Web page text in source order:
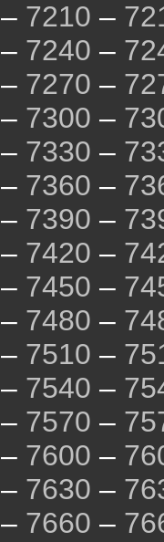
– 7210 –
– 7240 –
– 7270 –
– 7300 –
– 7330 –
– 7360 –
– 7390 –
– 7420 –
– 7450 –
– 7480 –
– 7510 –
– 7540 –
– 7570 –
– 7600 –
– 7630 –
– 7660 –